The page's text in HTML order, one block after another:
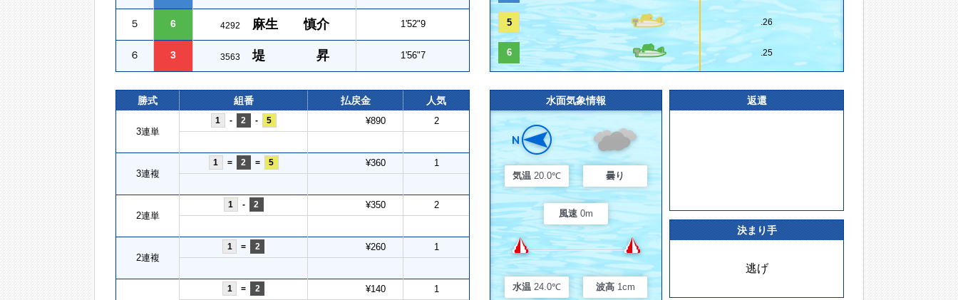
５ 6 4292 麻生 慎介 1'52"9
６ 3 3563 堤 昇 1'56"7
5 .26
6 .25
勝式 組番 払戻金 人気
3連単
1 - 2 - 5 ¥890 2
3連複
1 = 2 = 5 ¥360 1
2連単
1 - 2 ¥350 2
2連複
1 = 2 ¥260 1
1 = 2 ¥140 1
水面気象情報
気温 20.0℃ 曇り
風速 0m
水温 24.0℃ 波高 1cm
返還
決まり手
逃げ